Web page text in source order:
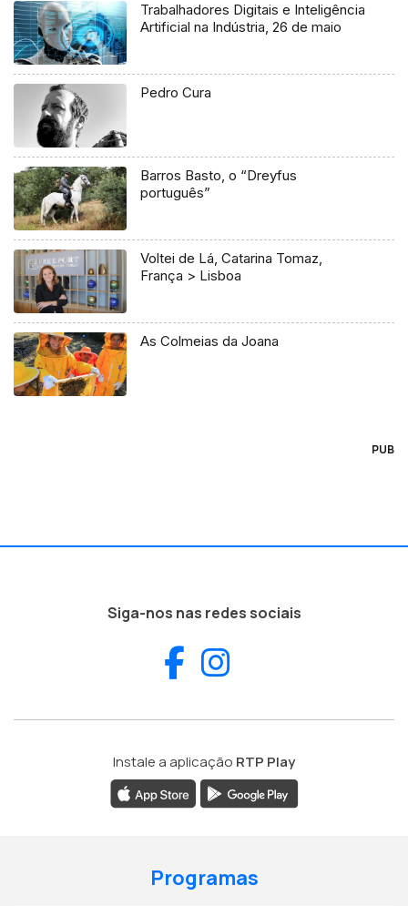
Trabalhadores Digitais e Inteligência
Artificial na Indústria, 26 de maio
Pedro Cura
Barros Basto, o “Dreyfus
português”
Voltei de Lá, Catarina Tomaz,
França > Lisboa
As Colmeias da Joana
PUB
Siga-nos nas redes sociais
Facebook
Instale a aplicação RTP Play
Programas